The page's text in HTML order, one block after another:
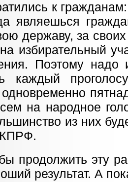
к гражданам:
являешься
державу, за
избирательный
Поэтому надо
каждый
на народное
из них
КПРФ.
продолжить эту
результат. А